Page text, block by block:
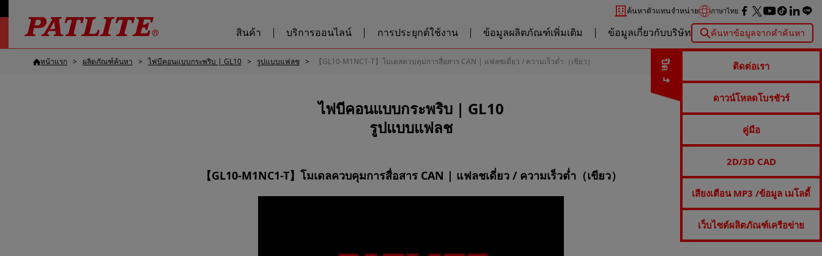
ค้นหาตัวแทนจำหน่าย ภาษาไทย
สินค้า บริการออนไลน์ การประยุกต์ใช้งาน ข้อมูลผลิตภัณฑ์เพิ่มเติม ข้อมูลเกี่ยวกับบริษัท ค้นหาข้อมูลจากคำค้นหา
ปิด ติดต่อเรา
ดาวน์โหลดโบรชัวร์
คู่มือ
2D/3D CAD
เสียงเตือน MP3 /ข้อมูล เมโลดี้
เว็บไซต์ผลิตภัณฑ์เครือข่าย
หน้าแรก ผลิตภัณฑ์ค้นหา ไฟบีคอนแบบกระพริบ | GL10 รูปแบบแฟลช 【GL10-M1NC1-T】โมเดลควบคุมการสื่อสาร CAN | แฟลชเดี่ยว / ความเร็วต่ำ（เขียว）
ไฟบีคอนแบบกระพริบ | GL10
รูปแบบแฟลช
【GL10-M1NC1-T】โมเดลควบคุมการสื่อสาร CAN | แฟลชเดี่ยว / ความเร็วต่ำ（เขียว）